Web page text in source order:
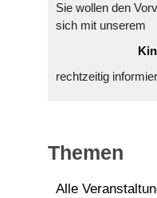
Sie wollen den
sich mit unserem
rechtzeitig
Themen
Alle